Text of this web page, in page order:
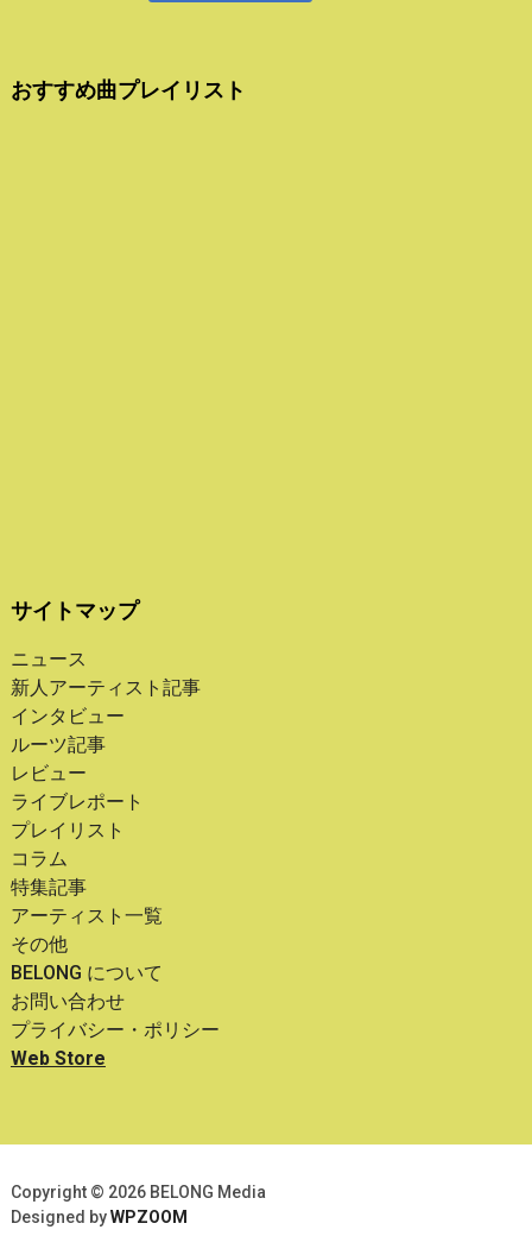
おすすめ曲プレイリスト
サイトマップ
ニュース
新人アーティスト記事
インタビュー
ルーツ記事
レビュー
ライブレポート
プレイリスト
コラム
特集記事
アーティスト一覧
その他
BELONG について
お問い合わせ
プライバシー・ポリシー
Web Store
Copyright © 2026 BELONG Media
Designed byWPZOOM